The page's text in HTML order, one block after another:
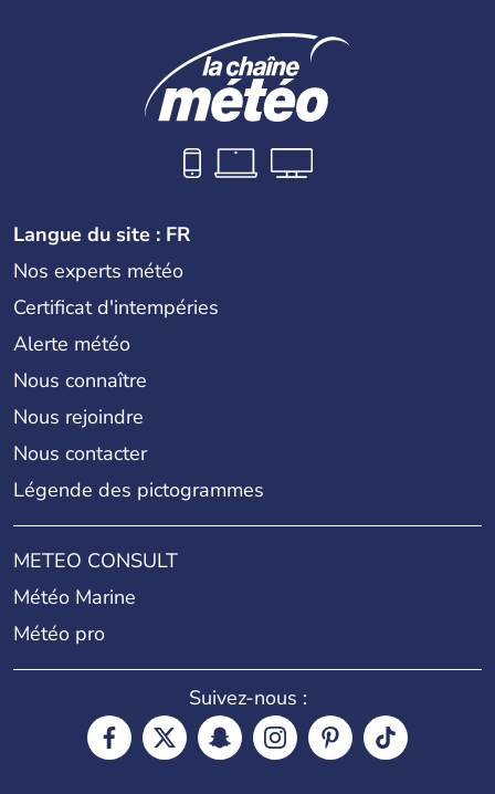
Langue du site : FR
Nos experts météo
Certificat d'intempéries
Alerte météo
Nous connaître
Nous rejoindre
Nous contacter
Légende des pictogrammes
METEO CONSULT
Météo Marine
Météo pro
Suivez-nous :